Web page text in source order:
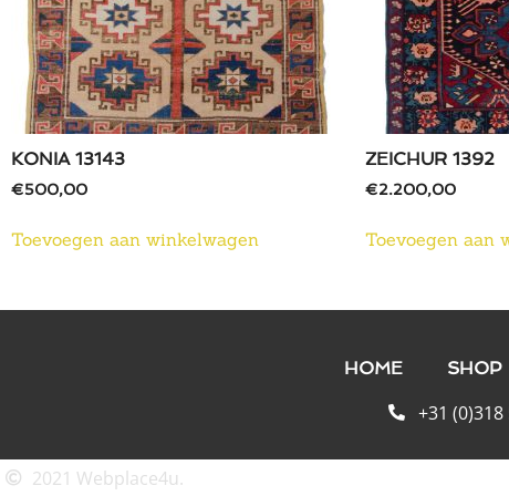
KONIA 13143
€500,00
Toevoegen aan winkelwagen
ZEICHUR 1392
€2.200,00
Toevoegen aan
HOME SHOP
+31
2021 Webplace4u.